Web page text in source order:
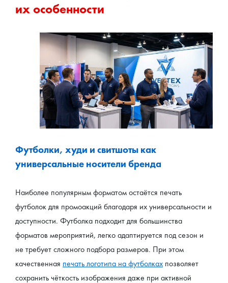
их особенности
Футболки, худи и свитшоты как
универсальные носители бренда
Наиболее популярным форматом остаётся печать
футболок для промоакций благодаря их универсальности и
доступности. Футболка подходит для большинства
форматов мероприятий, легко адаптируется под сезон и
не требует сложного подбора размеров. При этом
качественная печать логотипа на футболках позволяет
сохранить чёткость изображения даже при активной